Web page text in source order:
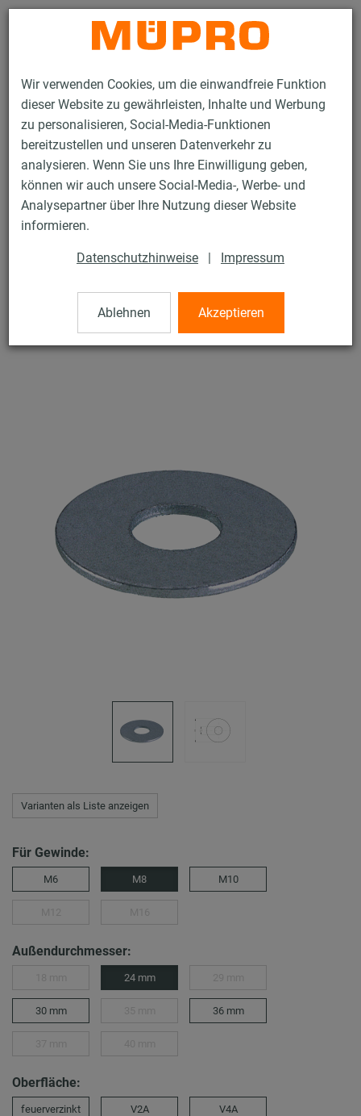
Wir verwenden Cookies, um die einwandfreie Funktion
dieser Website zu gewährleisten, Inhalte und Werbung
zu personalisieren, Social-Media-Funktionen
bereitzustellen und unseren Datenverkehr zu
analysieren. Wenn Sie uns Ihre Einwilligung geben,
können wir auch unsere Social-Media-, Werbe- und
Analysepartner über Ihre Nutzung dieser Website
informieren.
Datenschutzhinweise | Impressum
Ablehnen Akzeptieren
Kontakt
Produkte Befestigungstechnik Montageteile Unterlegscheiben
74 / 80
Unterlegscheiben
Unterlegscheibe für Hammerkopfbefestiger M8, DIN 9021,
8,5 x 24 x 2 mm, verzinkt
Varianten als Liste anzeigen
Für Gewinde:
M6 M8 M10
Außendurchmesser:
24 mm
30 mm 36 mm
Oberfläche:
feuerverzinkt V2A V4A